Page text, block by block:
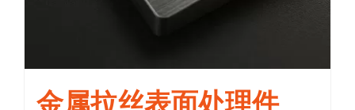
金属拉丝表面处理件